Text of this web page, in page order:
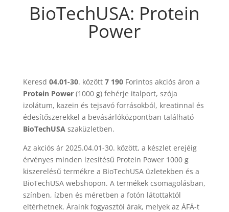
BioTechUSA: Protein
Power
Keresd 04.01-30. között 7 190Forintos akciós áron a
Protein Power (1000 g) fehérje italport, szója
izolátum, kazein és tejsavó forrásokból, kreatinnal és
édesítőszerekkel a bevásárlóközpontban található
BioTechUSAszaküzletben.
Az akciós ár 2025.04.01-30. között, a készlet erejéig
érvényes minden ízesítésű Protein Power 1000 g
kiszerelésű termékre a BioTechUSA üzletekben és a
BioTechUSA webshopon. A termékek csomagolásban,
színben, ízben és méretben a fotón látottaktól
eltérhetnek. Áraink fogyasztói árak, melyek az ÁFÁ-t